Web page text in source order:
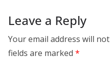
Leave a Reply
Your email address will
fields are marked *